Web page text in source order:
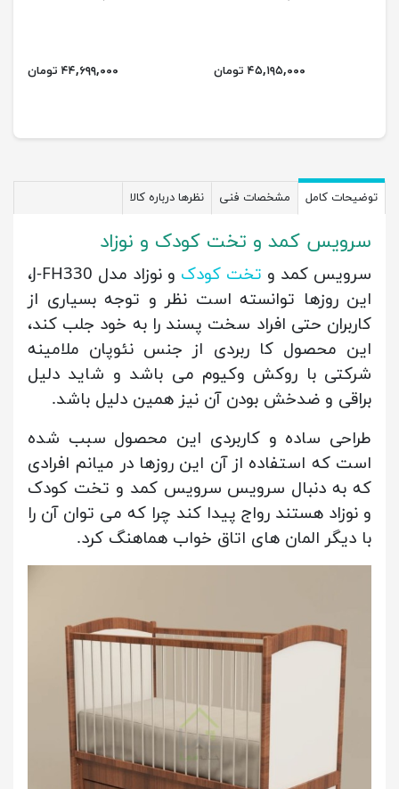
۴۵,۱۹۵,۰۰۰ تومان ۴۴,۶۹۹,۰۰۰ تومان
توضیحات کامل مشخصات فنی نظرها درباره کالا
سرویس کمد و تخت کودک و نوزاد
سرویس کمد و تخت کودک
و نوزاد مدل J-FH330،
این روزها توانسته است نظر و توجه بسیاری از
کاربران حتی افراد سخت پسند را به خود جلب کند،
این محصول کا ربردی از جنس نئوپان ملامینه
شرکتی با روکش وکیوم می باشد و شاید دلیل
براقی و ضدخش بودن آن نیز همین دلیل باشد.
طراحی ساده و کاربردی این محصول سبب شده
است که استفاده از آن این روزها در میانم افرادی
که به دنبال سرویس سرویس کمد و تخت کودک
و نوزاد هستند رواج پیدا کند چرا که می توان آن را
با دیگر المان های اتاق خواب هماهنگ کرد.